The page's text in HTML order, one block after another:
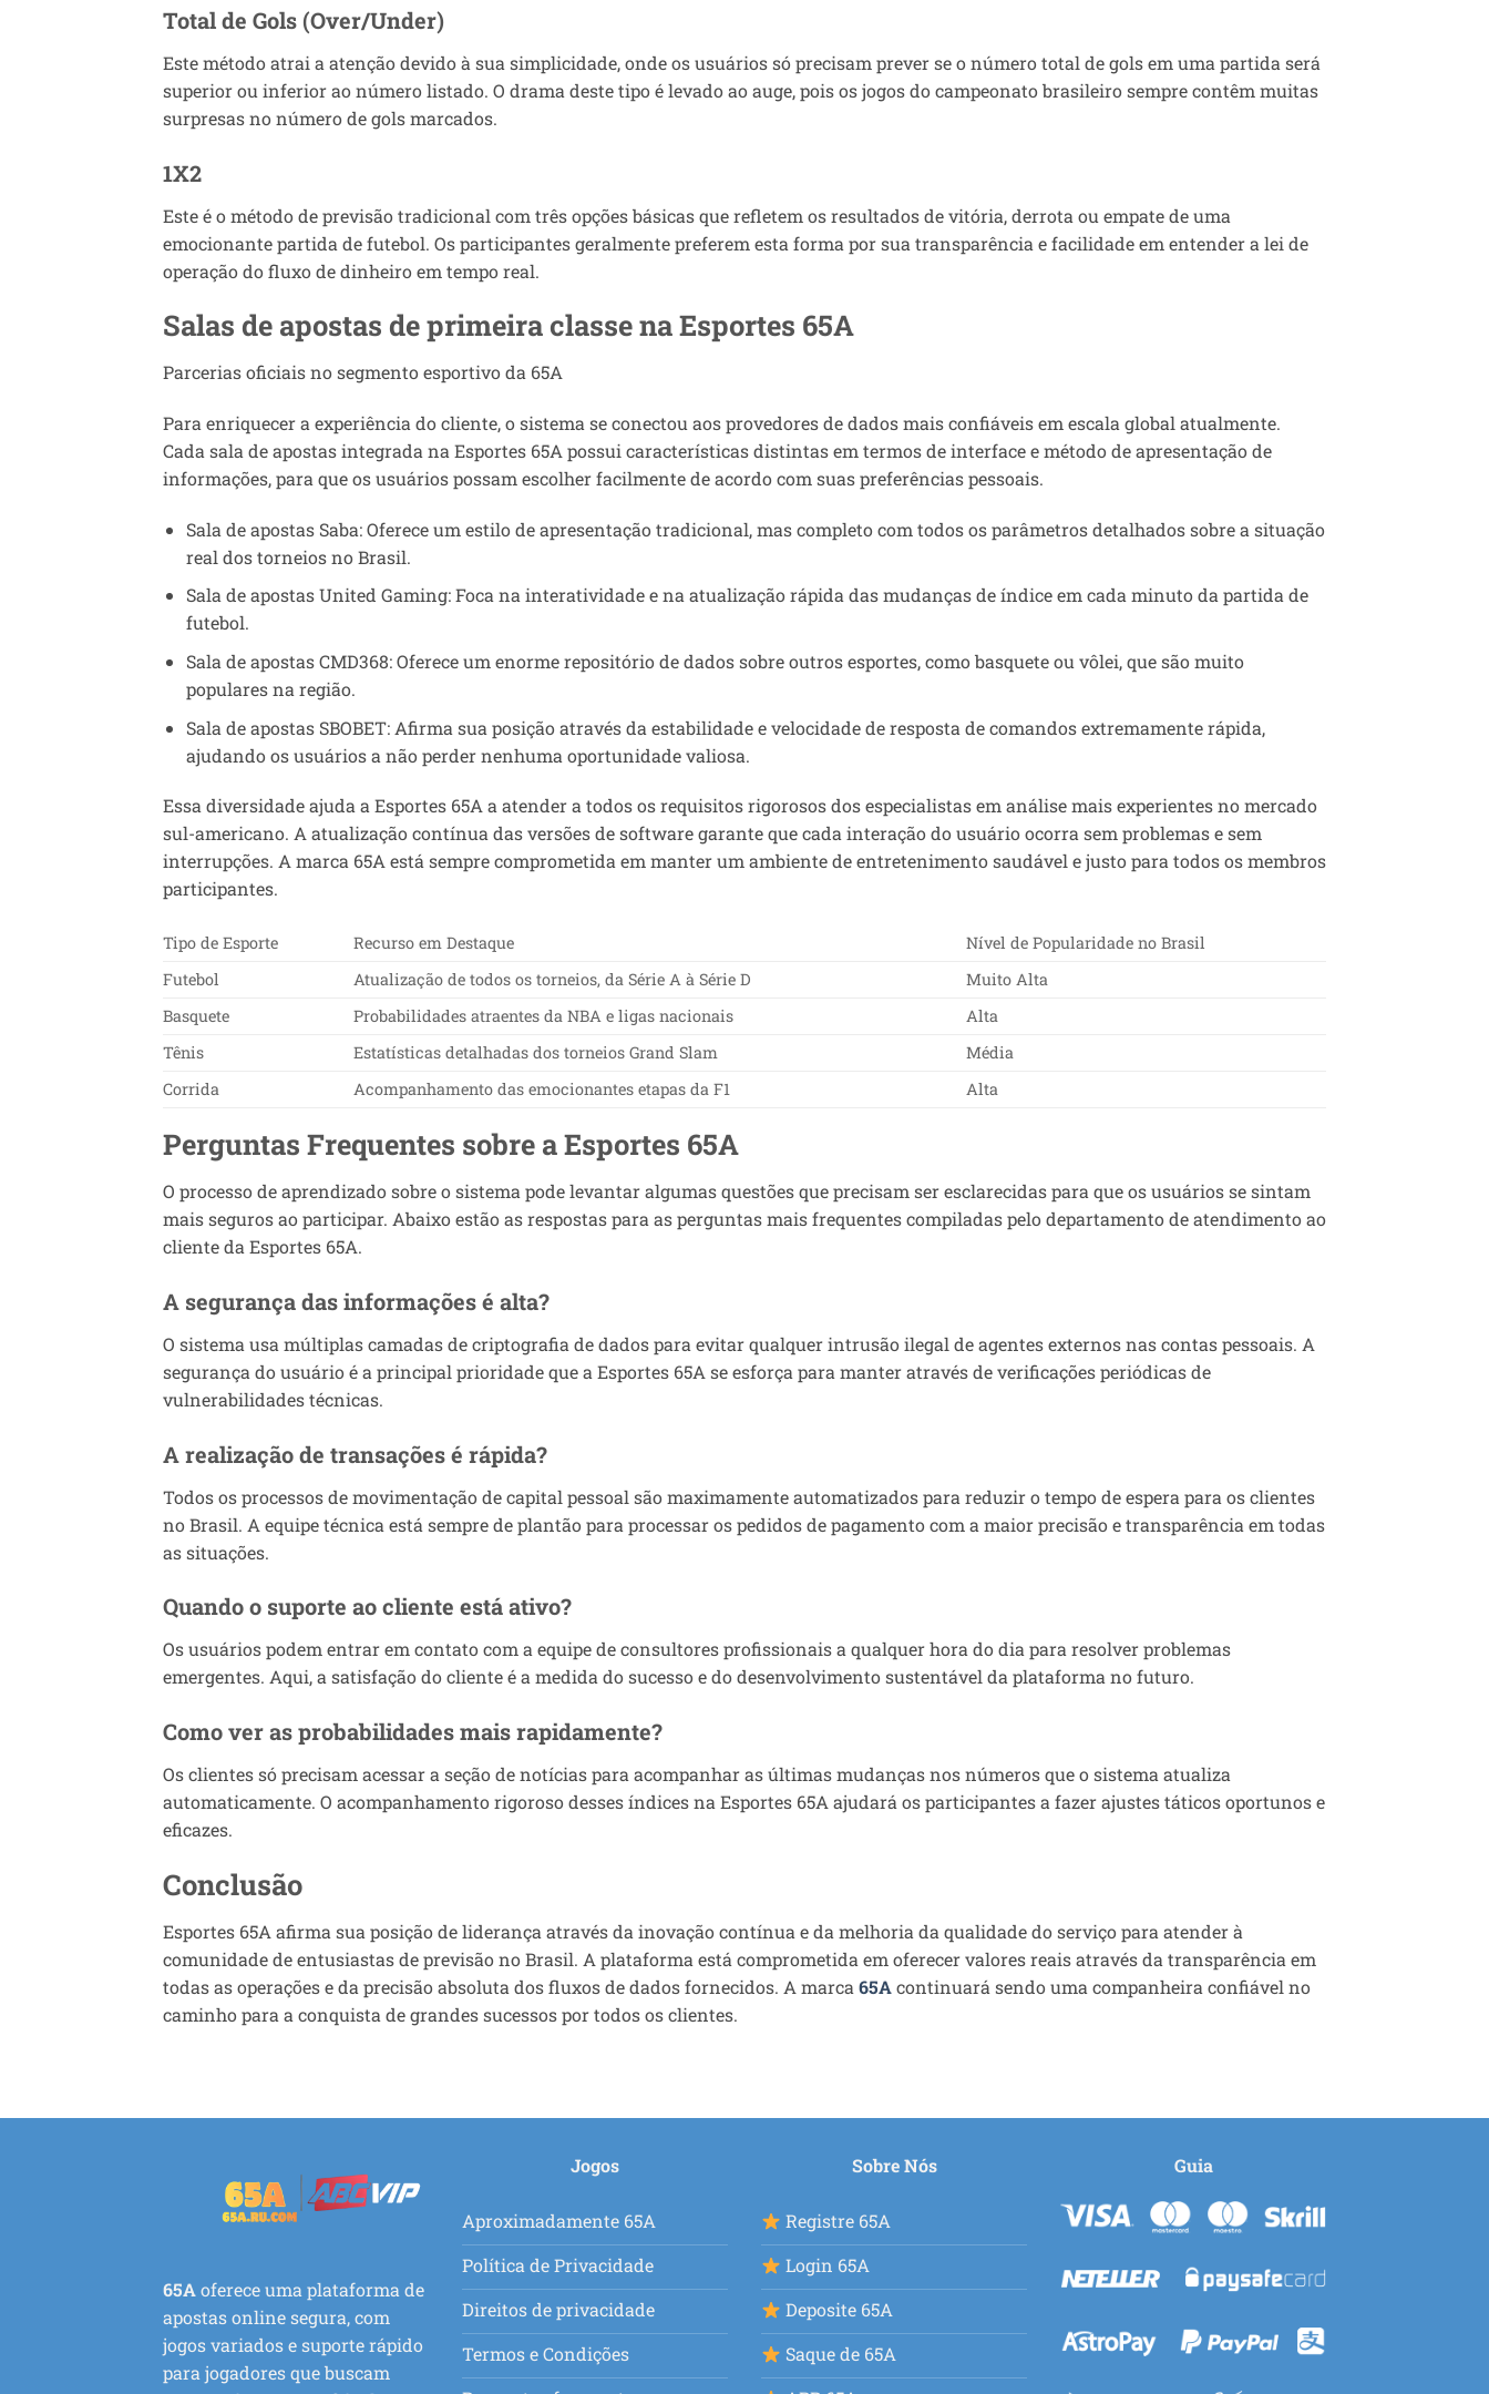
Total de Gols (Over/Under)
Este método atrai a atenção devido à sua simplicidade, onde os usuários só precisam prever se o número total de gols em uma partida será
superior ou inferior ao número listado. O drama deste tipo é levado ao auge, pois os jogos do campeonato brasileiro sempre contêm muitas
surpresas no número de gols marcados.
1X2
Este é o método de previsão tradicional com três opções básicas que refletem os resultados de vitória, derrota ou empate de uma
emocionante partida de futebol. Os participantes geralmente preferem esta forma por sua transparência e facilidade em entender a lei de
operação do fluxo de dinheiro em tempo real.
Salas de apostas de primeira classe na Esportes 65A
Parcerias oficiais no segmento esportivo da 65A
Para enriquecer a experiência do cliente, o sistema se conectou aos provedores de dados mais confiáveis em escala global atualmente.
Cada sala de apostas integrada na Esportes 65A possui características distintas em termos de interface e método de apresentação de
informações, para que os usuários possam escolher facilmente de acordo com suas preferências pessoais.
Sala de apostas Saba: Oferece um estilo de apresentação tradicional, mas completo com todos os parâmetros detalhados sobre a situação
real dos torneios no Brasil.
Sala de apostas United Gaming: Foca na interatividade e na atualização rápida das mudanças de índice em cada minuto da partida de
futebol.
Sala de apostas CMD368: Oferece um enorme repositório de dados sobre outros esportes, como basquete ou vôlei, que são muito
populares na região.
Sala de apostas SBOBET: Afirma sua posição através da estabilidade e velocidade de resposta de comandos extremamente rápida,
ajudando os usuários a não perder nenhuma oportunidade valiosa.
Essa diversidade ajuda a Esportes 65A a atender a todos os requisitos rigorosos dos especialistas em análise mais experientes no mercado
sul-americano. A atualização contínua das versões de software garante que cada interação do usuário ocorra sem problemas e sem
interrupções. A marca 65A está sempre comprometida em manter um ambiente de entretenimento saudável e justo para todos os membros
participantes.
Tipo de Esporte Recurso em Destaque
Nível de Popularidade no Brasil
Futebol
Atualização de todos os torneios, da Série A à Série D
Muito Alta
Basquete
Probabilidades atraentes da NBA e ligas nacionais
Alta
Tênis
Estatísticas detalhadas dos torneios Grand Slam
Média
Corrida
Acompanhamento das emocionantes etapas da F1 Alta
Perguntas Frequentes sobre a Esportes 65A
O processo de aprendizado sobre o sistema pode levantar algumas questões que precisam ser esclarecidas para que os usuários se sintam
mais seguros ao participar. Abaixo estão as respostas para as perguntas mais frequentes compiladas pelo departamento de atendimento ao
cliente da Esportes 65A.
A segurança das informações é alta?
O sistema usa múltiplas camadas de criptografia de dados para evitar qualquer intrusão ilegal de agentes externos nas contas pessoais. A
segurança do usuário é a principal prioridade que a Esportes 65A se esforça para manter através de verificações periódicas de
vulnerabilidades técnicas.
A realização de transações é rápida?
Todos os processos de movimentação de capital pessoal são maximamente automatizados para reduzir o tempo de espera para os clientes
no Brasil. A equipe técnica está sempre de plantão para processar os pedidos de pagamento com a maior precisão e transparência em todas
as situações.
Quando o suporte ao cliente está ativo?
Os usuários podem entrar em contato com a equipe de consultores profissionais a qualquer hora do dia para resolver problemas
emergentes. Aqui, a satisfação do cliente é a medida do sucesso e do desenvolvimento sustentável da plataforma no futuro.
Como ver as probabilidades mais rapidamente?
Os clientes só precisam acessar a seção de notícias para acompanhar as últimas mudanças nos números que o sistema atualiza
automaticamente. O acompanhamento rigoroso desses índices na Esportes 65A ajudará os participantes a fazer ajustes táticos oportunos e
eficazes.
Conclusão
Esportes 65A afirma sua posição de liderança através da inovação contínua e da melhoria da qualidade do serviço para atender à
comunidade de entusiastas de previsão no Brasil. A plataforma está comprometida em oferecer valores reais através da transparência em
todas as operações e da precisão absoluta dos fluxos de dados fornecidos. A marca 65Acontinuará sendo uma companheira confiável no
caminho para a conquista de grandes sucessos por todos os clientes.
65Aoferece uma plataforma de
apostas online segura, com
jogos variados e suporte rápido
para jogadores que buscam
Jogos
Aproximadamente 65A
Política de Privacidade
Direitos de privacidade
Termos e Condições
Sobre Nós
Registre 65A
Login 65A
Deposite 65A
Saque de 65A
Guia